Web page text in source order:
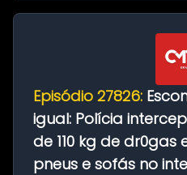
Episódio 27826:
igual: Polícia
de 110 kg de dr0gas
pneus e sofás no